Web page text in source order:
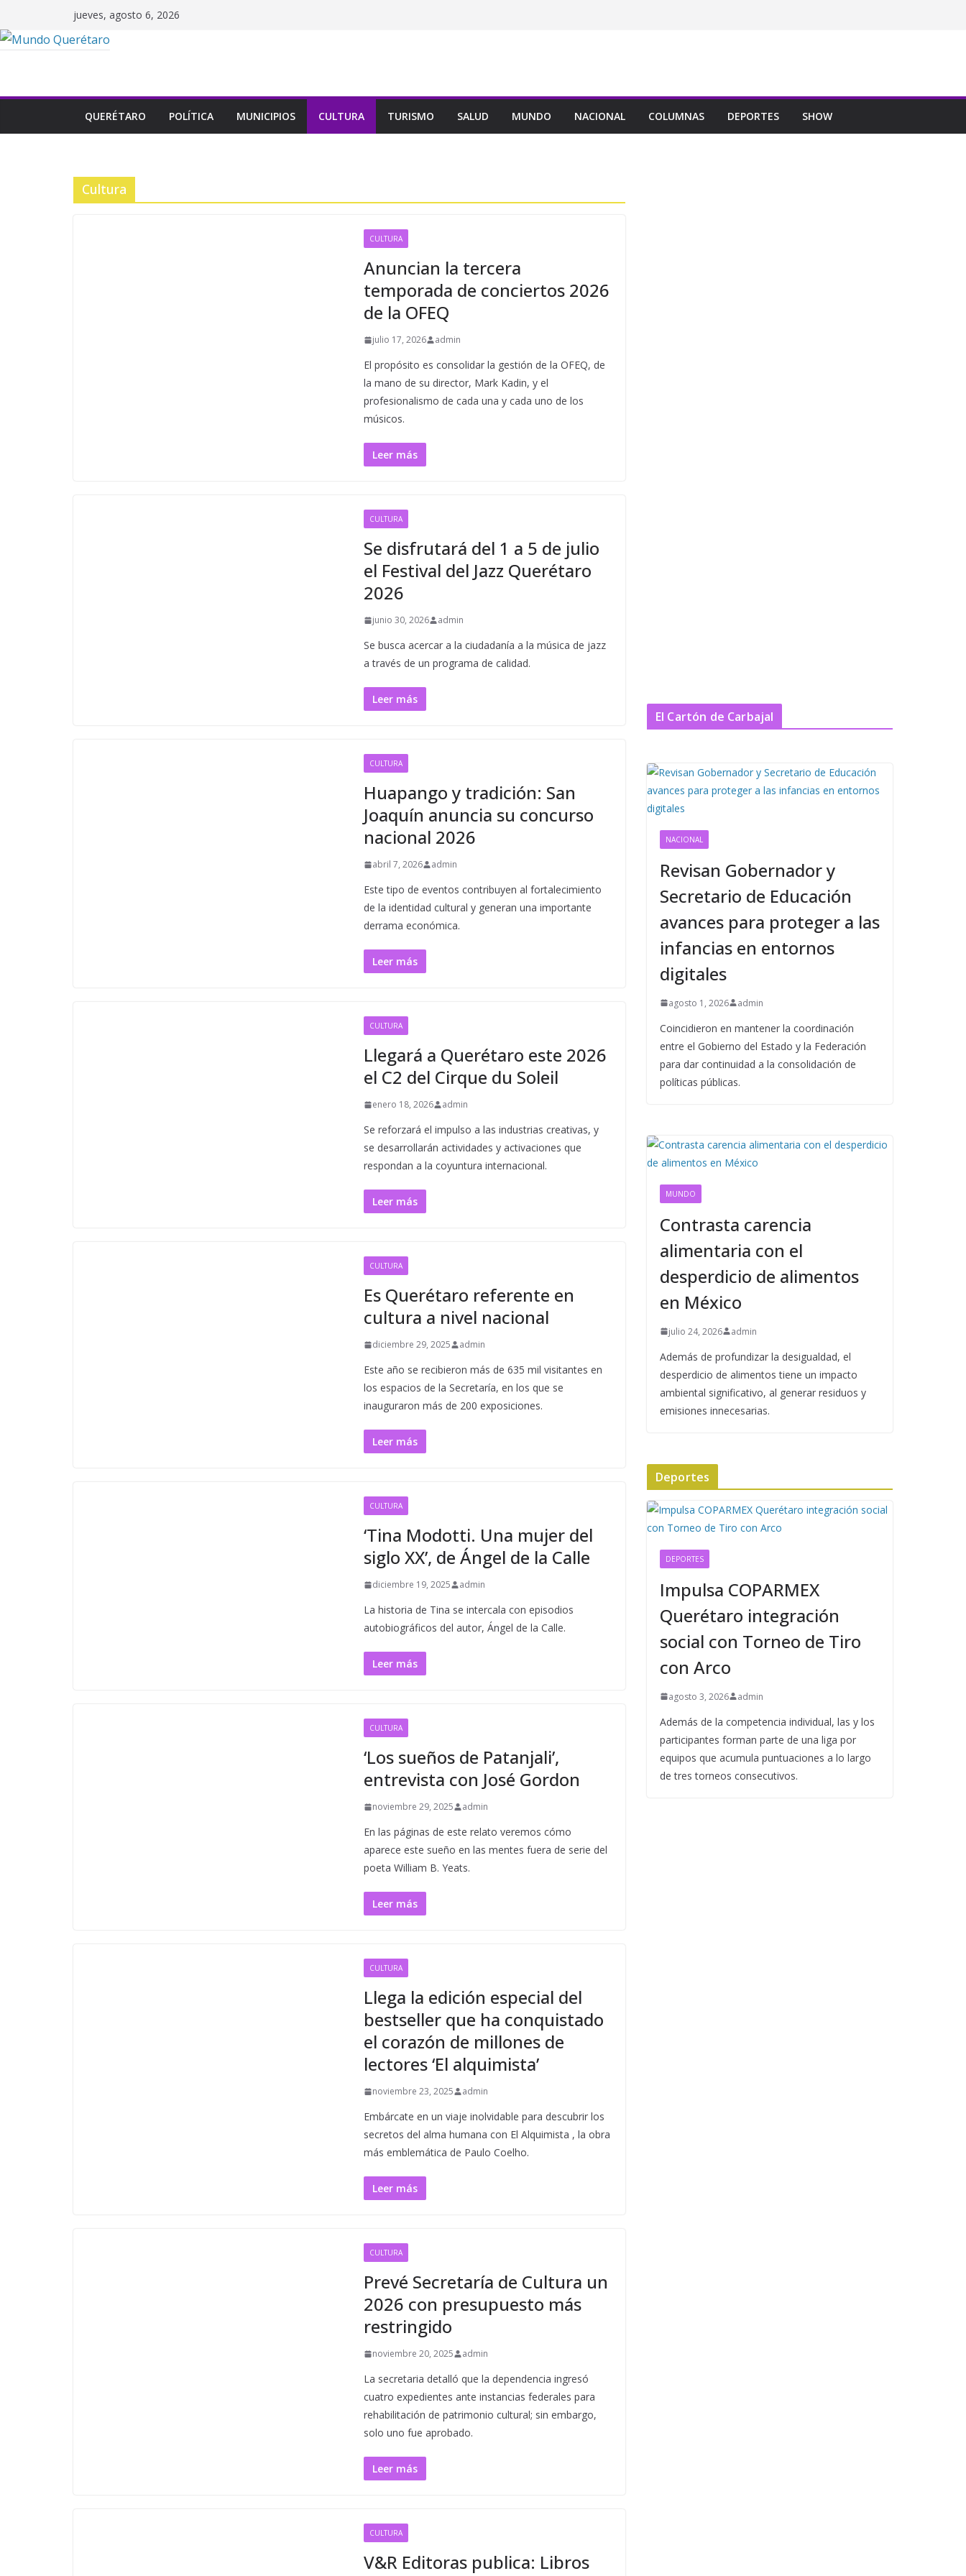
al
contenido
jueves, agosto 6, 2026
QUERÉTARO POLÍTICA MUNICIPIOS CULTURA TURISMO SALUD MUNDO NACIONAL COLUMNAS DEPORTES SHOW
Cultura
CULTURA
Anuncian la tercera
temporada de conciertos 2026
de la OFEQ
julio 17, 2026 admin
El propósito es consolidar la gestión de la OFEQ, de
la mano de su director, Mark Kadin, y el
profesionalismo de cada una y cada uno de los
músicos.
Leer más
CULTURA
Se disfrutará del 1 a 5 de julio
el Festival del Jazz Querétaro
2026
junio 30, 2026 admin
Se busca acercar a la ciudadanía a la música de jazz
a través de un programa de calidad.
Leer más
CULTURA
Huapango y tradición: San
Joaquín anuncia su concurso
nacional 2026
abril 7, 2026 admin
Este tipo de eventos contribuyen al fortalecimiento
de la identidad cultural y generan una importante
derrama económica.
Leer más
CULTURA
Llegará a Querétaro este 2026
el C2 del Cirque du Soleil
enero 18, 2026 admin
Se reforzará el impulso a las industrias creativas, y
se desarrollarán actividades y activaciones que
respondan a la coyuntura internacional.
Leer más
CULTURA
Es Querétaro referente en
cultura a nivel nacional
diciembre 29, 2025 admin
Este año se recibieron más de 635 mil visitantes en
los espacios de la Secretaría, en los que se
inauguraron más de 200 exposiciones.
Leer más
CULTURA
‘Tina Modotti. Una mujer del
siglo XX’, de Ángel de la Calle
diciembre 19, 2025 admin
La historia de Tina se intercala con episodios
autobiográficos del autor, Ángel de la Calle.
Leer más
CULTURA
‘Los sueños de Patanjali’,
entrevista con José Gordon
noviembre 29, 2025 admin
En las páginas de este relato veremos cómo
aparece este sueño en las mentes fuera de serie del
poeta William B. Yeats.
Leer más
CULTURA
Llega la edición especial del
bestseller que ha conquistado
el corazón de millones de
lectores ‘El alquimista’
noviembre 23, 2025 admin
Embárcate en un viaje inolvidable para descubrir los
secretos del alma humana con El Alquimista , la obra
más emblemática de Paulo Coelho.
Leer más
CULTURA
Prevé Secretaría de Cultura un
2026 con presupuesto más
restringido
noviembre 20, 2025 admin
La secretaria detalló que la dependencia ingresó
cuatro expedientes ante instancias federales para
rehabilitación de patrimonio cultural; sin embargo,
solo uno fue aprobado.
Leer más
CULTURA
V&R Editoras publica: Libros
El Cartón de Carbajal
NACIONAL
Revisan Gobernador y
Secretario de Educación
avances para proteger a las
infancias en entornos
digitales
agosto 1, 2026 admin
Coincidieron en mantener la coordinación
entre el Gobierno del Estado y la Federación
para dar continuidad a la consolidación de
políticas públicas.
MUNDO
Contrasta carencia
alimentaria con el
desperdicio de alimentos
en México
julio 24, 2026 admin
Además de profundizar la desigualdad, el
desperdicio de alimentos tiene un impacto
ambiental significativo, al generar residuos y
emisiones innecesarias.
Deportes
DEPORTES
Impulsa COPARMEX
Querétaro integración
social con Torneo de Tiro
con Arco
agosto 3, 2026 admin
Además de la competencia individual, las y los
participantes forman parte de una liga por
equipos que acumula puntuaciones a lo largo
de tres torneos consecutivos.